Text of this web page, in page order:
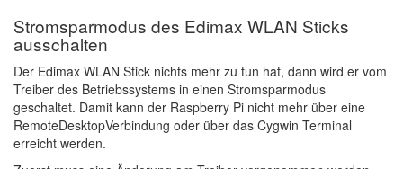
Stromsparmodus des Edimax WLAN Sticks
ausschalten
Der Edimax WLAN Stick nichts mehr zu tun hat, dann wird er vom
Treiber des Betriebssystems in einen Stromsparmodus
geschaltet. Damit kann der Raspberry Pi nicht mehr über eine
RemoteDesktopVerbindung oder über das Cygwin Terminal
erreicht werden.